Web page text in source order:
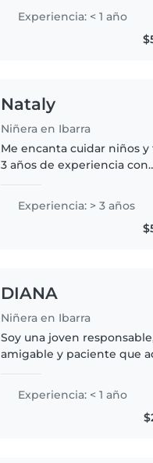
Experiencia: < 1 año
Nataly
Niñera en Ibarra
Me encanta cuidar niños
3 años de experiencia con
escolar. Puedo ayudarlos
tareas y leerles cuentos. Soy
responsable, adoro hablar
Experiencia: > 3 años
DIANA
Niñera en Ibarra
Soy una joven
amigable y paciente que
pequeños y preescolares.
certificada en primeros
Experiencia: < 1 año